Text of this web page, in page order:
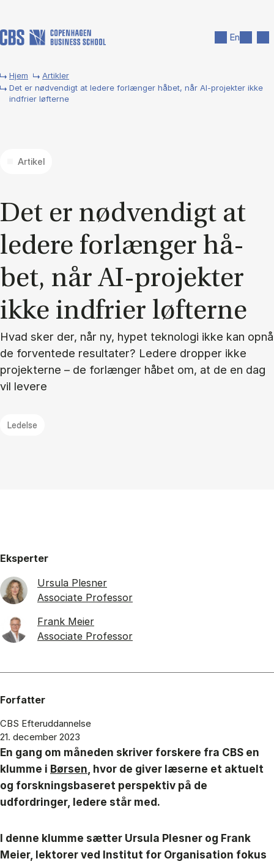
En
Hjem
Artikler
Det er nødvendigt at ledere forlænger håbet, når AI-projekter ikke
indfrier løfterne
Artikel
Det er nød­ven­digt at
le­de­re for­læn­ger hå­
bet, når AI-pro­jek­ter
ikke ind­fri­er løf­ter­ne
Hvad sker der, når ny, hypet teknologi ikke kan opnå
de forventede resultater? Ledere dropper ikke
projekterne – de forlænger håbet om, at de en dag
vil levere
Ledelse
Eksperter
Ursula Plesner
Associate Professor
Frank Meier
Associate Professor
Forfatter
CBS Efteruddannelse
21. december 2023
En gang om måneden skriver forskere fra CBS en
klumme i Børsen , hvor de giver læserne et aktuelt
og forskningsbaseret perspektiv på de
udfordringer, ledere står med.
I denne klumme sætter Ursula Plesner og Frank
Meier, lektorer ved Institut for Organisation fokus